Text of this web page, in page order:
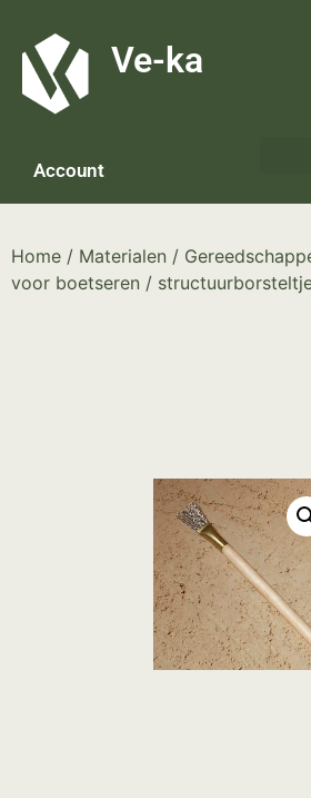
Ve-ka
Account
Home / Materialen /
voor boetseren /